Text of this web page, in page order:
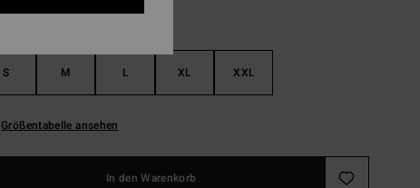
S M L XL XXL
Größentabelle ansehen
In den Warenkorb